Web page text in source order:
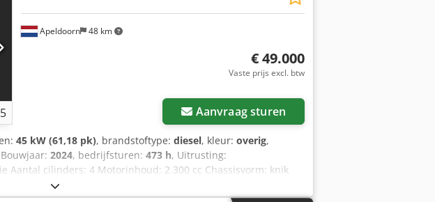
Apeldoorn 48 km
€ 49.000
Vaste prijs excl. btw
Aanvraag sturen
45 kW (61,18 pk), brandstoftype: diesel, kleur: overig,
2024, bedrijfsturen: 473 h, Uitrusting:
Aantal cilinders: 4 Motorinhoud: 2.300 cc Chassisvorm: knik
Deutz TD 2.9 L4 Afmetingen en gewichten Leeggewicht:
155 cm Wielbasis: 205 cm Functioneel Snelwisselsysteem: ja